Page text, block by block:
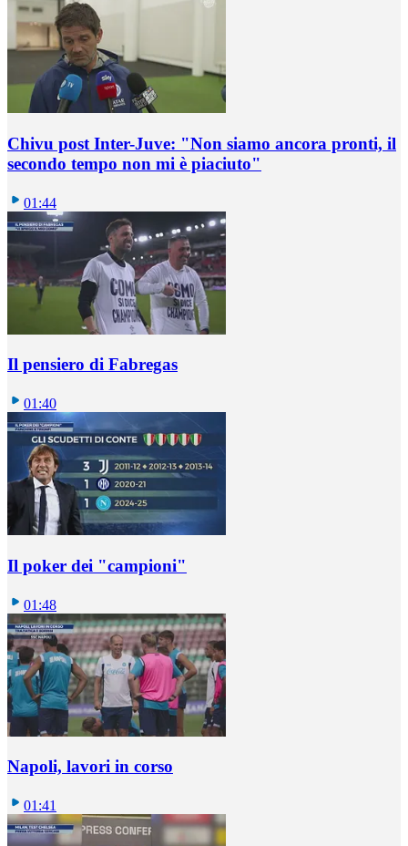
Chivu post Inter-Juve: "Non siamo ancora pronti, il
secondo tempo non mi è piaciuto"
01:44
Il pensiero di Fabregas
01:40
Il poker dei "campioni"
01:48
Napoli, lavori in corso
01:41